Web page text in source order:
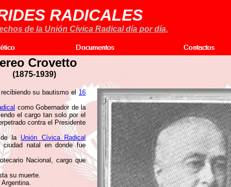
RADICALES
de la Unión Cívica Radical día por día.
Crovetto
(1875-1939)
su bautismo el 16
como Gobernador de la
el cargo tan solo por el
contra el Presidente
la Unión Cívica Radical
natal en donde fue
Nacional, cargo que
su muerte.